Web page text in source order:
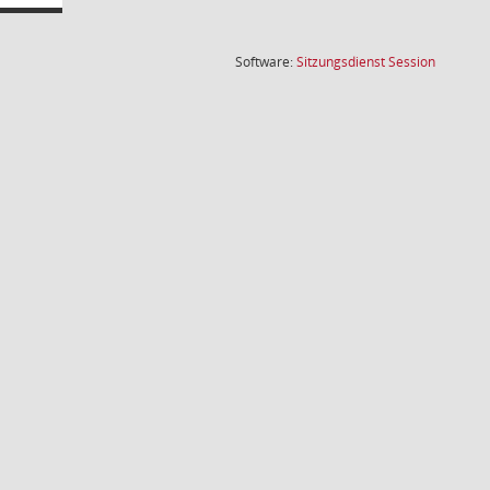
Software:SitzungsdienstSession(Wird in